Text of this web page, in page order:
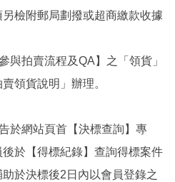
檢附郵局劃撥或超商繳款收據
與拍賣流程及QA】之「領貨」
領貨說明」辦理。
於網站頁首【決標查詢】專
於【得標紀錄】查詢得標案件
於決標後2日內以會員登錄之